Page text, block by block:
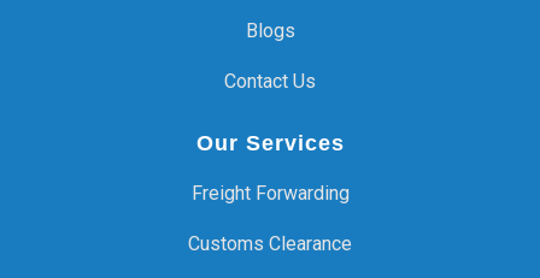
Blogs
Contact Us
Our Services
Freight Forwarding
Customs Clearance